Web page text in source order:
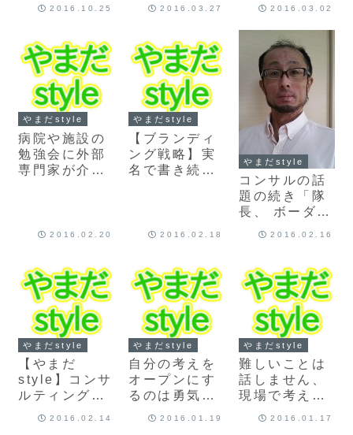
2016.10.25 2016.03.27 2016.03.02
やまだstyle
病院や施設の
勉強会に外部
専門家が介入
2016.02.20
やまだstyle
【ブランディ
ング戦略】実
名で書き続け
2016.02.18
やまだstyle
コンサルの話
題の続き「隊
長、 ボーダー
2016.02.16
やまだstyle
【やまだ
style】コンサ
ルティングよ
2016.02.14
やまだstyle
自分の考えを
オープンにす
るのは勇気が
2016.01.19
やまだstyle
難しいことは
話しません、
現場で考えて
2016.01.17